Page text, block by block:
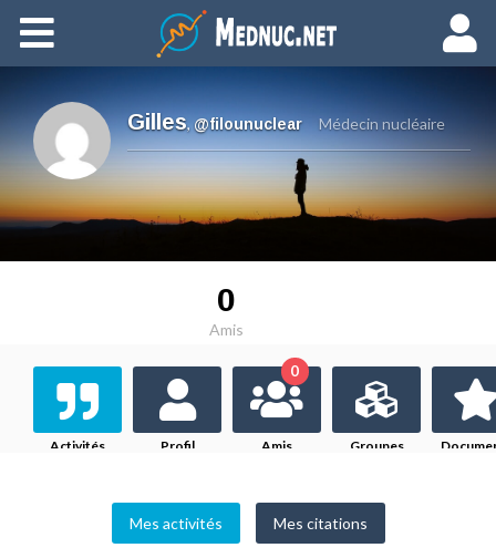
Ajouter du contenu
Gilles, @filounuclear Médecin nucléaire
0
Amis
Activités Profil Amis
0
Groupes
Mes activités Mes citations